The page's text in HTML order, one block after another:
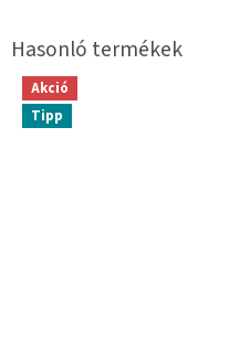
Akció
Tipp